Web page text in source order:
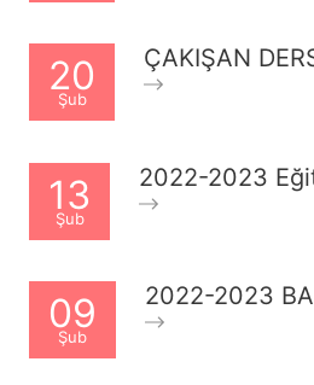
20
Şub
ÇAKIŞAN
13
Şub
2022-2023
09
Şub
2022-2023